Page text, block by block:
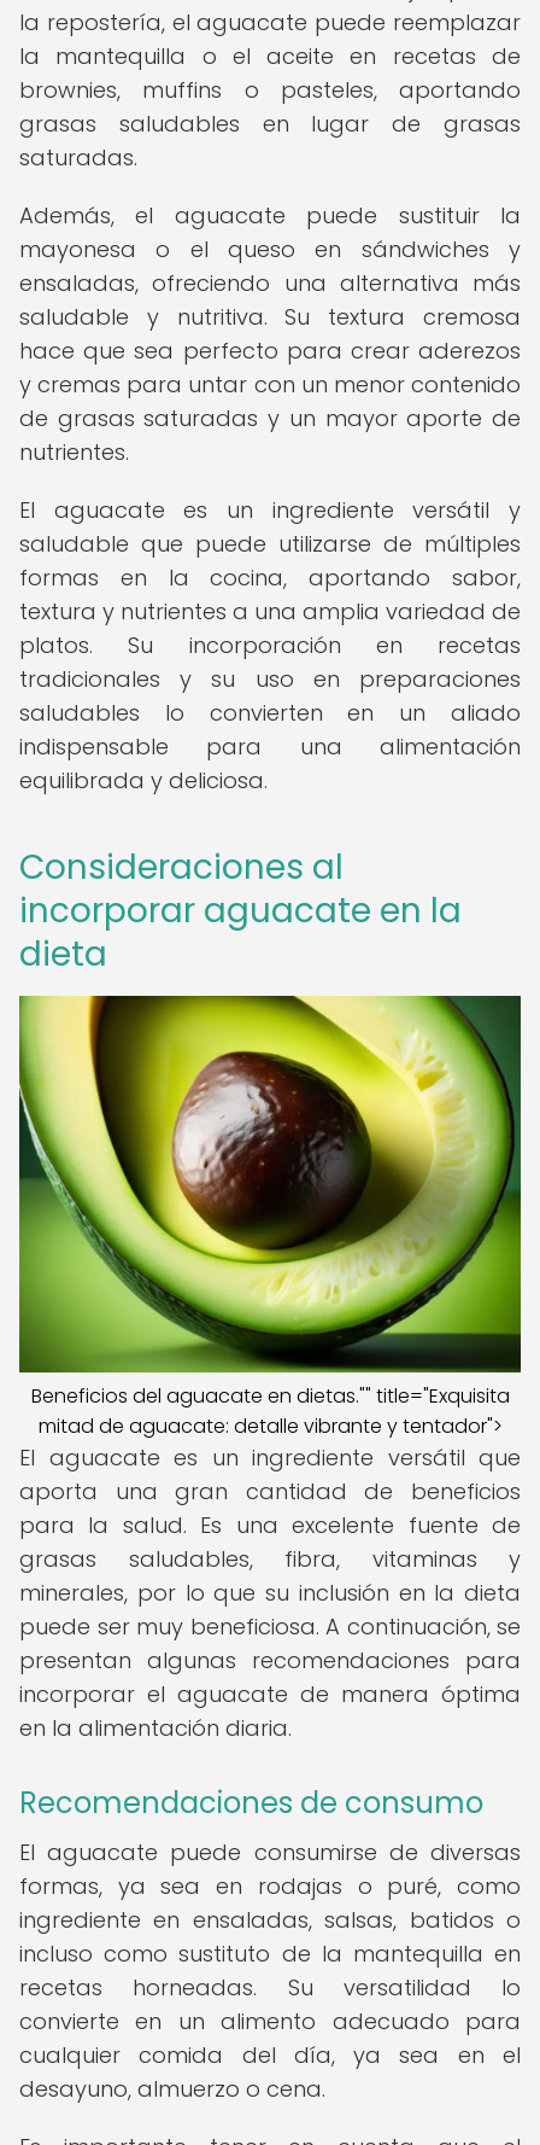
la repostería, el aguacate puede reemplazar
la mantequilla o el aceite en recetas de
brownies, muffins o pasteles, aportando
grasas saludables en lugar de grasas
saturadas.
Además, el aguacate puede sustituir la
mayonesa o el queso en sándwiches y
ensaladas, ofreciendo una alternativa más
saludable y nutritiva. Su textura cremosa
hace que sea perfecto para crear aderezos
y cremas para untar con un menor contenido
de grasas saturadas y un mayor aporte de
nutrientes.
El aguacate es un ingrediente versátil y
saludable que puede utilizarse de múltiples
formas en la cocina, aportando sabor,
textura y nutrientes a una amplia variedad de
platos. Su incorporación en recetas
tradicionales y su uso en preparaciones
saludables lo convierten en un aliado
indispensable para una alimentación
equilibrada y deliciosa.
Consideraciones al
incorporar aguacate en la
dieta
Beneficios del aguacate en dietas."" title="Exquisita
mitad de aguacate: detalle vibrante y tentador">
El aguacate es un ingrediente versátil que
aporta una gran cantidad de beneficios
para la salud. Es una excelente fuente de
grasas saludables, fibra, vitaminas y
minerales, por lo que su inclusión en la dieta
puede ser muy beneficiosa. A continuación, se
presentan algunas recomendaciones para
incorporar el aguacate de manera óptima
en la alimentación diaria.
Recomendaciones de consumo
El aguacate puede consumirse de diversas
formas, ya sea en rodajas o puré, como
ingrediente en ensaladas, salsas, batidos o
incluso como sustituto de la mantequilla en
recetas horneadas. Su versatilidad lo
convierte en un alimento adecuado para
cualquier comida del día, ya sea en el
desayuno, almuerzo o cena.